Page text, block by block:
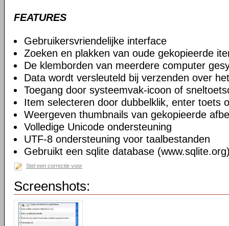
FEATURES
Gebruikersvriendelijke interface
Zoeken en plakken van oude gekopieerde
De klemborden van meerdere computer
Data wordt versleuteld bij verzenden over
Toegang door systeemvak-icoon of
Item selecteren door dubbelklik, enter toets
Weergeven thumbnails van gekopieerde
Volledige Unicode ondersteuning
UTF-8 ondersteuning voor taalbestanden
Gebruikt een sqlite database
Stel een correctie voor
Screenshots: